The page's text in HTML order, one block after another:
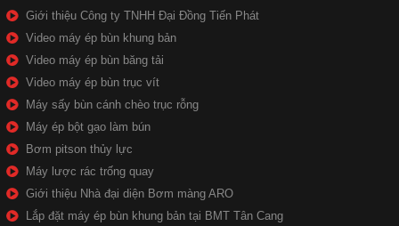
Giới thiệu Công ty TNHH Đại Đồng Tiến Phát
Video máy ép bùn khung bản
Video máy ép bùn băng tải
Video máy ép bùn trục vít
Máy sấy bùn cánh chèo trục rỗng
Máy ép bột gạo làm bún
Bơm pitson thủy lực
Máy lược rác trống quay
Giới thiệu Nhà đại diện Bơm màng ARO
Lắp đặt máy ép bùn khung bản tại BMT Tân Cang